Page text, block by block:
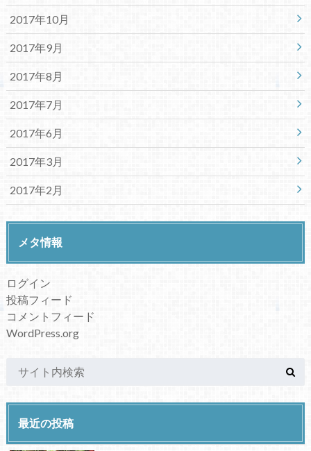
2017年10月
2017年9月
2017年8月
2017年7月
2017年6月
2017年3月
2017年2月
メタ情報
ログイン
投稿フィード
コメントフィード
WordPress.org
最近の投稿